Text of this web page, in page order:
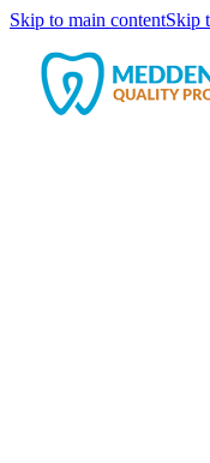
Skip to main contentSkip